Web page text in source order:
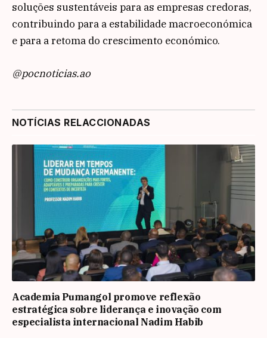
soluções sustentáveis para as empresas credoras,
contribuindo para a estabilidade macroeconómica
e para a retoma do crescimento económico.
@pocnoticias.ao
NOTÍCIAS RELACCIONADAS
Academia Pumangol promove reflexão
estratégica sobre liderança e inovação com
especialista internacional Nadim Habib